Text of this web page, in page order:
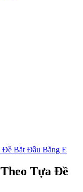
Đề Bắt Đầu Bằng E
Tựa Đề